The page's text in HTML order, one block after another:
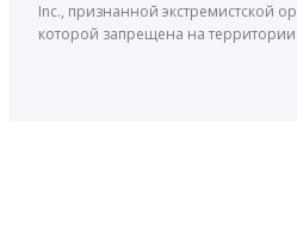
Inc., признанной экстремистской
которой запрещена на